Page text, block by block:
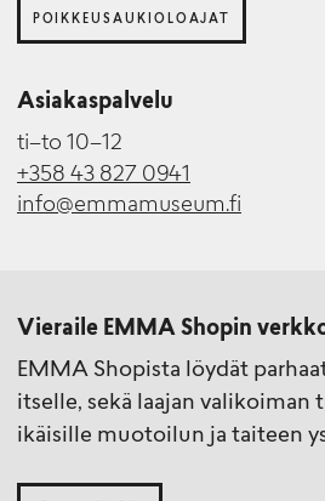
POIKKEUSAUKIOLOAJAT
Asiakaspalvelu
ti–to 10–12
+358 43 827 0941
info@emmamuseum.fi
Vieraile EMMA Shopin
EMMA Shopista löydät
itselle, sekä laajan
ikäisille muotoilun ja taiteen